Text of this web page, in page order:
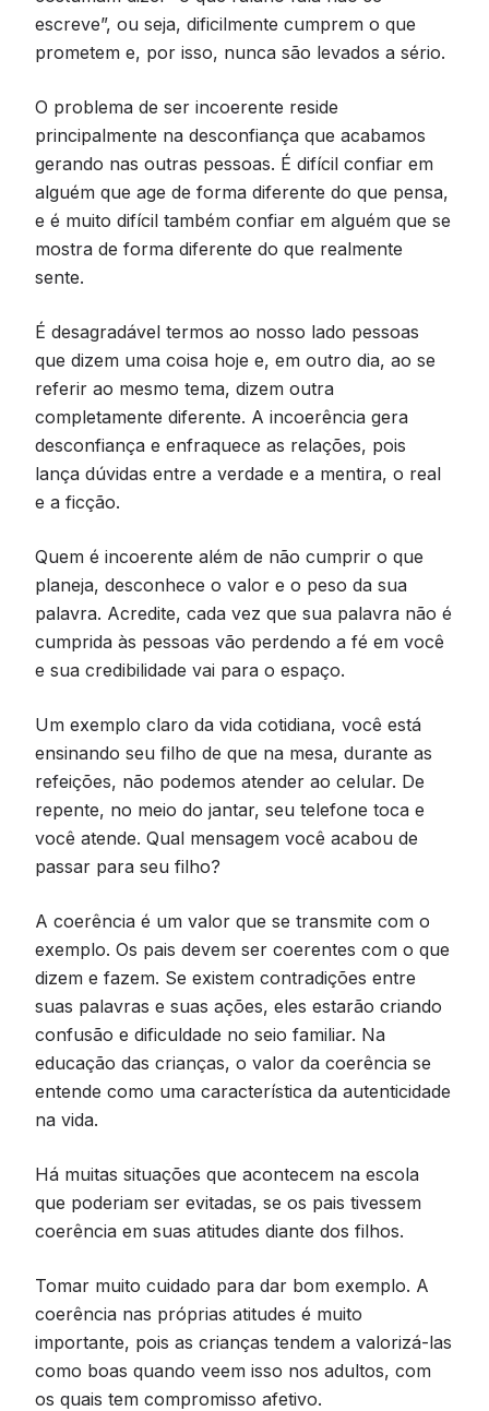
escreve”, ou seja, dificilmente cumprem o que
prometem e, por isso, nunca são levados a sério.
O problema de ser incoerente reside
principalmente na desconfiança que acabamos
gerando nas outras pessoas. É difícil confiar em
alguém que age de forma diferente do que pensa,
e é muito difícil também confiar em alguém que se
mostra de forma diferente do que realmente
sente.
É desagradável termos ao nosso lado pessoas
que dizem uma coisa hoje e, em outro dia, ao se
referir ao mesmo tema, dizem outra
completamente diferente. A incoerência gera
desconfiança e enfraquece as relações, pois
lança dúvidas entre a verdade e a mentira, o real
e a ficção.
Quem é incoerente além de não cumprir o que
planeja, desconhece o valor e o peso da sua
palavra. Acredite, cada vez que sua palavra não é
cumprida às pessoas vão perdendo a fé em você
e sua credibilidade vai para o espaço.
Um exemplo claro da vida cotidiana, você está
ensinando seu filho de que na mesa, durante as
refeições, não podemos atender ao celular. De
repente, no meio do jantar, seu telefone toca e
você atende. Qual mensagem você acabou de
passar para seu filho?
A coerência é um valor que se transmite com o
exemplo. Os pais devem ser coerentes com o que
dizem e fazem. Se existem contradições entre
suas palavras e suas ações, eles estarão criando
confusão e dificuldade no seio familiar. Na
educação das crianças, o valor da coerência se
entende como uma característica da autenticidade
na vida.
Há muitas situações que acontecem na escola
que poderiam ser evitadas, se os pais tivessem
coerência em suas atitudes diante dos filhos.
Tomar muito cuidado para dar bom exemplo. A
coerência nas próprias atitudes é muito
importante, pois as crianças tendem a valorizá-las
como boas quando veem isso nos adultos, com
os quais tem compromisso afetivo.